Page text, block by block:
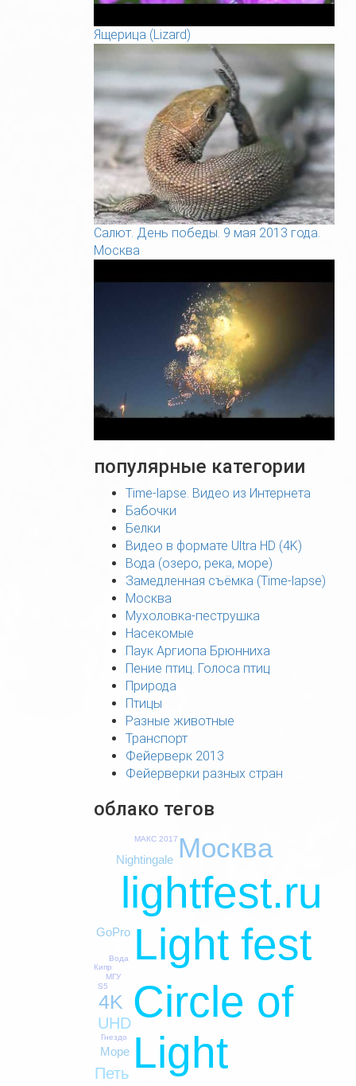
Ящерица (Lizard)
Салют. День победы. 9 мая 2013 года.
Москва
популярные категории
Time-lapse. Видео из Интернета
Бабочки
Белки
Видео в формате Ultra HD (4K)
Вода (озеро, река, море)
Замедленная съёмка (Time-lapse)
Москва
Мухоловка-пеструшка
Насекомые
Паук Аргиопа Брюнниха
Пение птиц. Голоса птиц
Природа
Птицы
Разные животные
Транспорт
Фейерверк 2013
Фейерверки разных стран
облако тегов
Circle of
Light
Light fest
lightfest.ru
Москва
4K
UHD
Петь
GoPro
Море
Nightingale
Гнездо
S5
МГУ
Вода
Кипр
МАКС 2017